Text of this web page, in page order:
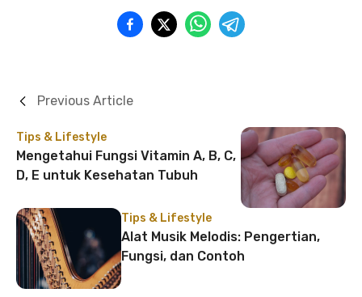
Tips & Lifestyle
Mengetahui Fungsi Vitamin A, B, C,
D, E untuk Kesehatan Tubuh
Previous Article
Tips & Lifestyle
Alat Musik Melodis: Pengertian,
Fungsi, dan Contoh